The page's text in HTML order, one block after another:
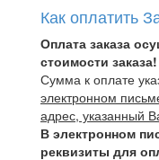
Как оплатить
Оплата заказа
стоимости заказа!
Сумма к оплате
электронном
адрес, указанный
В электронном
реквизиты для